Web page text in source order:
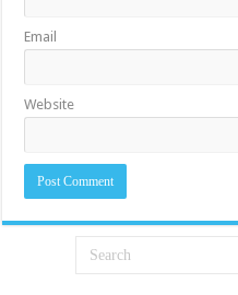
Email
Website